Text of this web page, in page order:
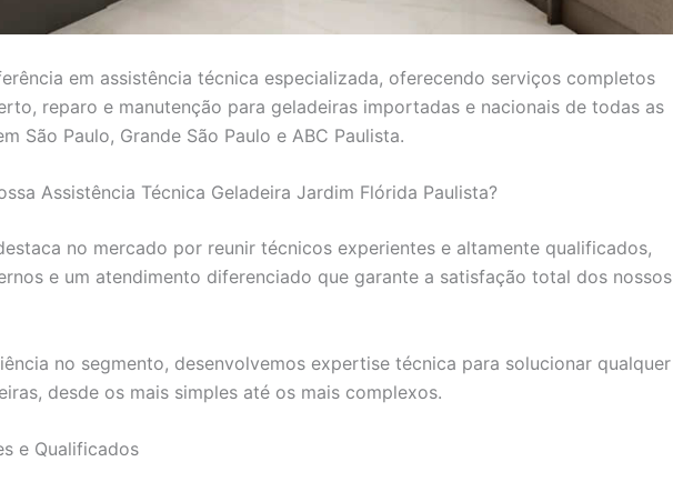
em assistência técnica especializada, oferecendo serviços completos
reparo e manutenção para geladeiras importadas e nacionais de todas as
São Paulo, Grande São Paulo e ABC Paulista.
Assistência Técnica Geladeira Jardim Flórida Paulista?
no mercado por reunir técnicos experientes e altamente qualificados,
e um atendimento diferenciado que garante a satisfação total dos nossos
no segmento, desenvolvemos expertise técnica para solucionar qualquer
desde os mais simples até os mais complexos.
e Qualificados